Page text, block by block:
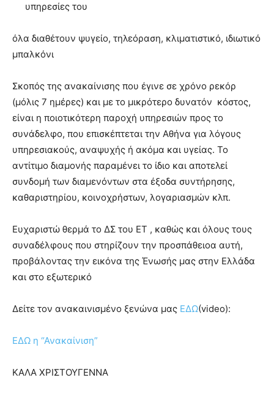
υπηρεσίες του
όλα διαθέτουν ψυγείο, τηλεόραση, κλιματιστικό, ιδιωτικό
μπαλκόνι
Σκοπός της ανακαίνισης που έγινε σε χρόνο ρεκόρ
(μόλις 7 ημέρες) και με το μικρότερο δυνατόν κόστος,
είναι η ποιοτικότερη παροχή υπηρεσιών προς το
συνάδελφο, που επισκέπτεται την Αθήνα για λόγους
υπηρεσιακούς, αναψυχής ή ακόμα και υγείας. Το
αντίτιμο διαμονής παραμένει το ίδιο και αποτελεί
συνδομή των διαμενόντων στα έξοδα συντήρησης,
καθαριστηρίου, κοινοχρήστων, λογαριασμών κλπ.
Ευχαριστώ θερμά το ΔΣ του ΕΤ , καθώς και όλους τους
συναδέλφους που στηρίζουν την προσπάθειοα αυτή,
προβάλοντας την εικόνα της Ένωσής μας στην Ελλάδα
και στο εξωτερικό
Δείτε τον ανακαινισμένο ξενώνα μας ΕΔΩ(video):
ΕΔΩ η “Ανακαίνιση”
ΚΑΛΑ ΧΡΙΣΤΟΥΓΕΝΝΑ